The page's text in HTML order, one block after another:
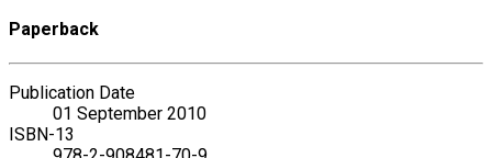
Paperback
Publication Date
01 September 2010
ISBN-13